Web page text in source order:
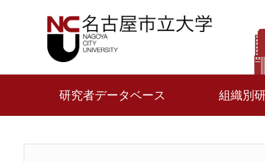
研究者データベース 組織別